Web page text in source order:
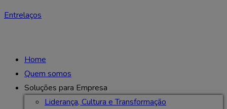
Entrelaços
Home
Quem somos
Soluções para Empresa
Liderança, Cultura e Transformação